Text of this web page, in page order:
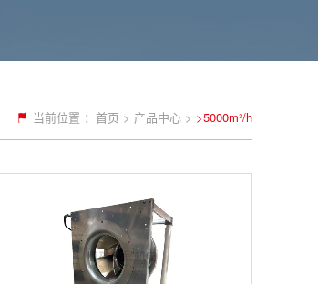
当前位置 ： 首页 > 产品中心 > >5000m³/h